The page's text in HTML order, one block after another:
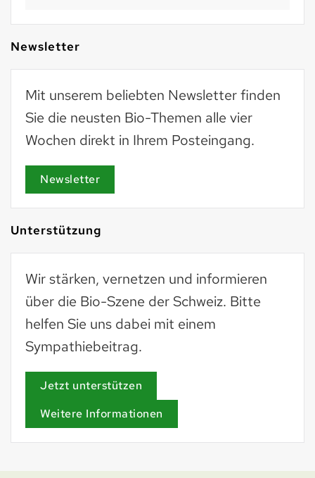
Newsletter
Mit unserem beliebten Newsletter finden
Sie die neusten Bio-Themen alle vier
Wochen direkt in Ihrem Posteingang.
Newsletter
Unterstützung
Wir stärken, vernetzen und informieren
über die Bio-Szene der Schweiz. Bitte
helfen Sie uns dabei mit einem
Sympathiebeitrag.
Jetzt unterstützen
Weitere Informationen